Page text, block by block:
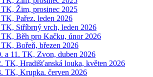
TK, Žim, prosinec 2025
Pařez. leden 2026
TK, Stříbrný vrch, leden 2026
Běh pro Kačku, únor 2026
Bořeň, březen 2026
a 11. TK, Zvon, duben 2026
TK, Hradišťanská louka, květen 2026
TK, Krupka. červen 2026